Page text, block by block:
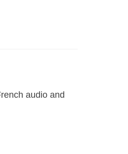
audio and